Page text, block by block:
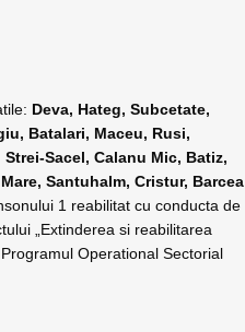
Deva, Hateg, Subcetate,
Batalari, Maceu, Rusi,
Sacel, Calanu Mic, Batiz,
Santuhalm, Cristur, Barcea
1 reabilitat cu conducta de
„Extinderea si reabilitarea
Operational Sectorial